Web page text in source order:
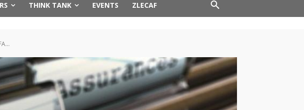
THINK TANK EVENTS ZLECAF